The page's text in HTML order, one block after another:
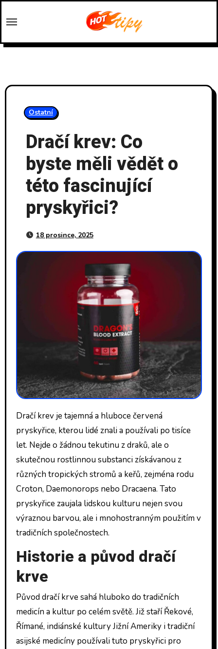
to
Ostatní
Dračí krev: Co
byste měli vědět o
této fascinující
pryskyřici?
18 prosince, 2025
Dračí krev je tajemná a hluboce červená
pryskyřice, kterou lidé znali a používali po tisíce
let. Nejde o žádnou tekutinu z draků, ale o
skutečnou rostlinnou substanci získávanou z
různých tropických stromů a keřů, zejména rodu
Croton, Daemonorops nebo Dracaena. Tato
pryskyřice zaujala lidskou kulturu nejen svou
výraznou barvou, ale i mnohostranným použitím v
tradičních společnostech.
Historie a původ dračí
krve
Původ dračí krve sahá hluboko do tradičních
medicín a kultur po celém světě. Již staří Řekové,
Římané, indiánské kultury Jižní Ameriky i tradiční
asijské medicíny používali tuto pryskyřici pro